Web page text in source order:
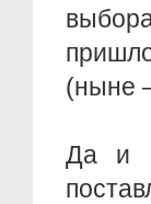
(ныне
Да и